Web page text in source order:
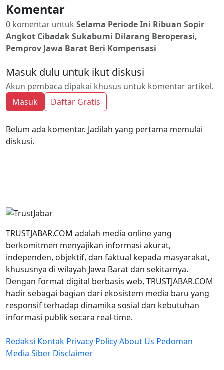
Komentar
0 komentar untuk Selama Periode Ini Ribuan Sopir
Angkot Cibadak Sukabumi Dilarang Beroperasi,
Pemprov Jawa Barat Beri Kompensasi
Masuk dulu untuk ikut diskusi
Akun pembaca dipakai khusus untuk komentar artikel.
Masuk
Daftar Gratis
Belum ada komentar. Jadilah yang pertama memulai
diskusi.
TRUSTJABAR.COM adalah media online yang
berkomitmen menyajikan informasi akurat,
independen, objektif, dan faktual kepada masyarakat,
khususnya di wilayah Jawa Barat dan sekitarnya.
Dengan format digital berbasis web, TRUSTJABAR.COM
hadir sebagai bagian dari ekosistem media baru yang
responsif terhadap dinamika sosial dan kebutuhan
informasi publik secara real-time.
Redaksi Kontak Privacy PolicyAbout Us Pedoman
Media Siber Disclaimer